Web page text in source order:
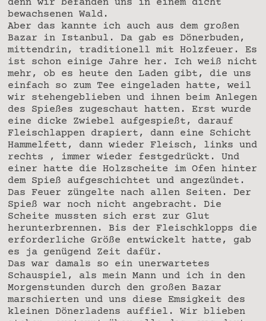
denn wir befanden uns in einem dicht
bewachsenen Wald.
Aber das kannte ich auch aus dem großen
Bazar in Istanbul. Da gab es Dönerbuden,
mittendrin, traditionell mit Holzfeuer. Es
ist schon einige Jahre her. Ich weiß nicht
mehr, ob es heute den Laden gibt, die uns
einfach so zum Tee eingeladen hatte, weil
wir stehengeblieben und ihnen beim Anlegen
des Spießes zugeschaut hatten. Erst wurde
eine dicke Zwiebel aufgespießt, darauf
Fleischlappen drapiert, dann eine Schicht
Hammelfett, dann wieder Fleisch, links und
rechts , immer wieder festgedrückt. Und
einer hatte die Holzscheite im Ofen hinter
dem Spieß aufgeschichtet und angezündet.
Das Feuer züngelte nach allen Seiten. Der
Spieß war noch nicht angebracht. Die
Scheite mussten sich erst zur Glut
herunterbrennen. Bis der Fleischklopps die
erforderliche Größe entwickelt hatte, gab
es ja genügend Zeit dafür.
Das war damals so ein unerwartetes
Schauspiel, als mein Mann und ich in den
Morgenstunden durch den großen Bazar
marschierten und uns diese Emsigkeit des
kleinen Dönerladens auffiel. Wir blieben